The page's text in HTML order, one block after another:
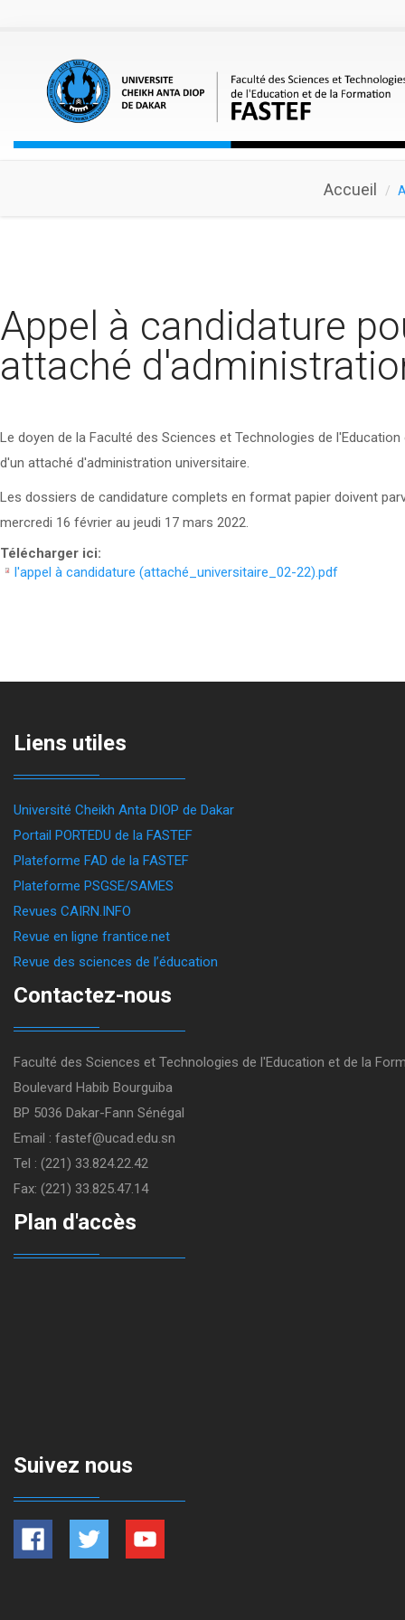
Accueil
Appel à candidature
attaché
Le doyen de la Faculté des Sciences et Technologies de
d'un attaché d'administration universitaire.
Les dossiers de candidature complets en format papier doivent
mercredi 16 février au jeudi 17 mars 2022.
Télécharger ici:
l'appel à candidature (attaché_universitaire_02-22).pdf
Liens utiles
Université Cheikh Anta DIOP de Dakar
Portail PORTEDU de la FASTEF
Plateforme FAD de la FASTEF
Plateforme PSGSE/SAMES
Revues CAIRN.INFO
Revue en ligne frantice.net
Revue des sciences de l’éducation
Contactez-nous
Faculté des Sciences et Technologies de l'Education et de la
Boulevard Habib Bourguiba
BP 5036 Dakar-Fann Sénégal
Email : fastef@ucad.edu.sn
Tel : (221) 33.824.22.42
Fax: (221) 33.825.47.14
Plan d'accès
Suivez nous